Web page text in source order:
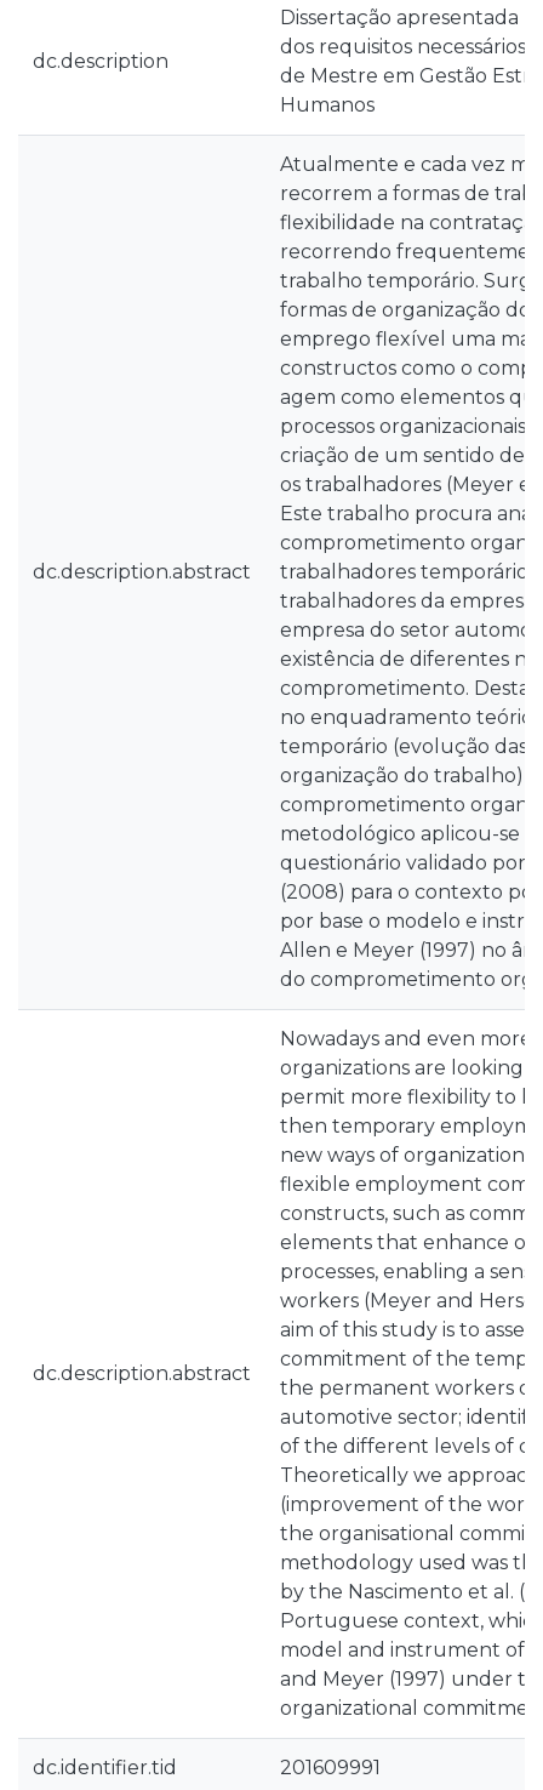
dc.description
Dissertação apresentada
dos requisitos necessários
de Mestre em Gestão
Humanos
dc.description.abstract
Atualmente e cada vez
recorrem a formas de
flexibilidade na
recorrendo
trabalho temporário.
formas de organização do
emprego flexível uma
constructos como o
agem como elementos
processos organizacionais
criação de um sentido de
os trabalhadores (Meyer e
Este trabalho procura
comprometimento
trabalhadores temporários
trabalhadores da
empresa do setor
existência de diferentes
comprometimento. Desta
no enquadramento
temporário (evolução das
organização do trabalho)
comprometimento
metodológico aplicou-se
questionário validado por
(2008) para o contexto
por base o modelo e
Allen e Meyer (1997) no
do comprometimento
dc.description.abstract
Nowadays and even more
organizations are looking
permit more flexibility to
then temporary
new ways of organization
flexible employment
constructs, such as
elements that enhance
processes, enabling a
workers (Meyer and
aim of this study is to
commitment of the
the permanent workers of
automotive sector;
of the different levels of
Theoretically we
(improvement of the work
the organisational
methodology used was
by the Nascimento et al.
Portuguese context,
model and instrument of
and Meyer (1997) under
organizational
dc.identifier.tid 201609991